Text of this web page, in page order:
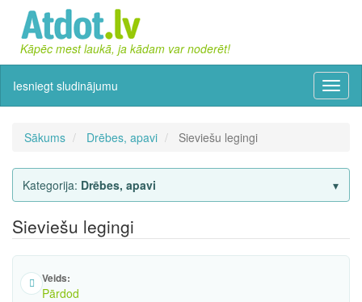
Kāpēc mest laukā, ja kādam var noderēt!
Iesniegt sludinājumu
Sākums Drēbes, apavi Sieviešu legingi
Kategorija: Drēbes, apavi
Sieviešu legingi
Veids:
Pārdod